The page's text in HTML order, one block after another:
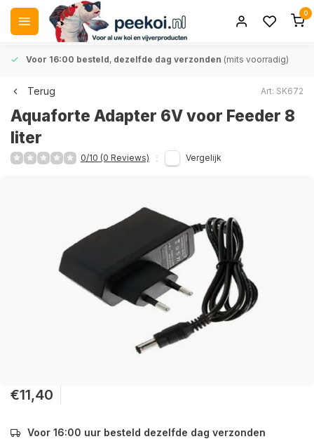
0
Voor 16:00 besteld, dezelfde dag verzonden (mits voorradig)
Terug Art: SK672
Aquaforte Adapter 6V voor Feeder 8
liter
0/10 (0 Reviews) Vergelijk
€11,40
Voor 16:00 uur besteld dezelfde dag verzonden